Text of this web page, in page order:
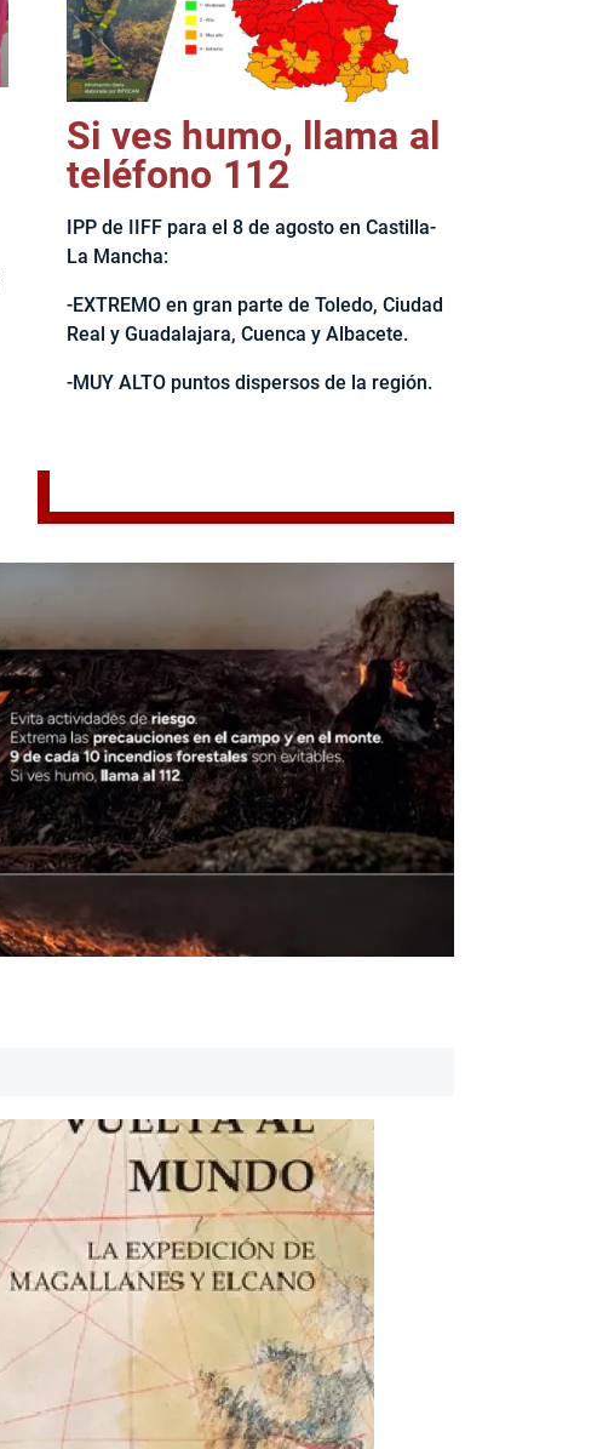
Si ves humo, llama al
teléfono 112
IPP de IIFF para el 8 de agosto en Castilla-
La Mancha:
-EXTREMO en gran parte de Toledo, Ciudad
Real y Guadalajara, Cuenca y Albacete.
-MUY ALTO puntos dispersos de la región.